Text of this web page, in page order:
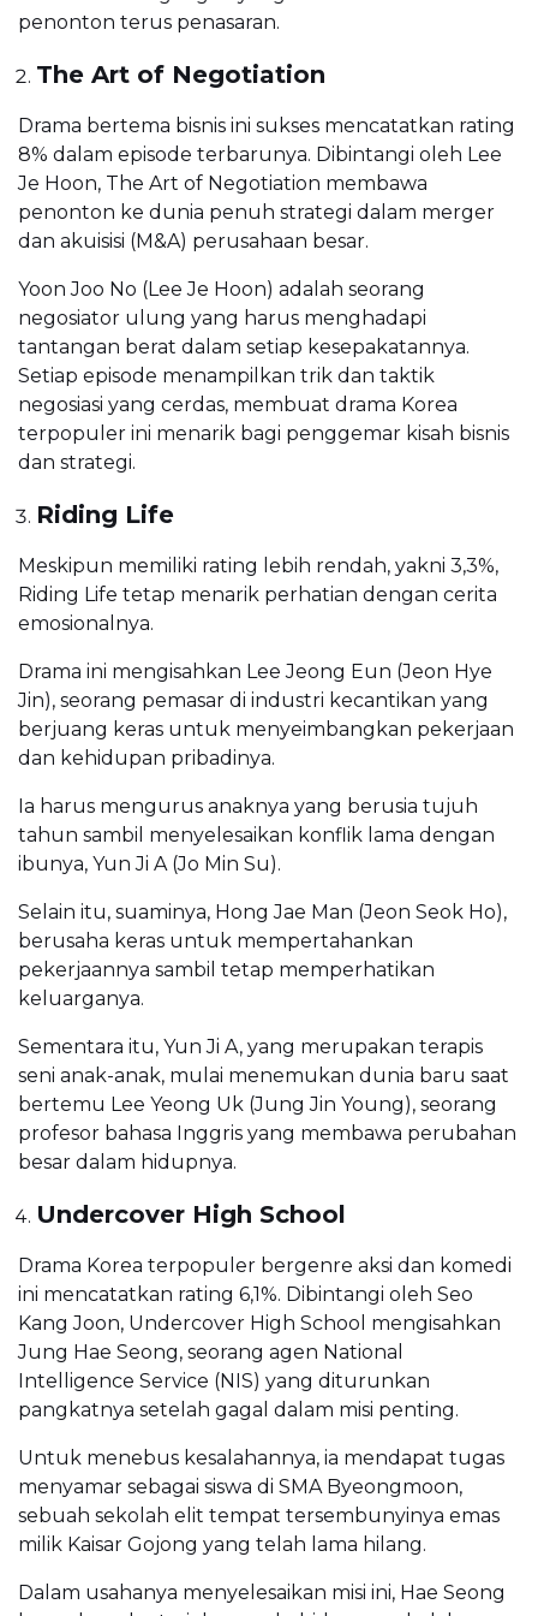
penonton terus penasaran.
The Art of Negotiation
Drama bertema bisnis ini sukses mencatatkan rating
8% dalam episode terbarunya. Dibintangi oleh Lee
Je Hoon, The Art of Negotiation membawa
penonton ke dunia penuh strategi dalam merger
dan akuisisi (M&A) perusahaan besar.
Yoon Joo No (Lee Je Hoon) adalah seorang
negosiator ulung yang harus menghadapi
tantangan berat dalam setiap kesepakatannya.
Setiap episode menampilkan trik dan taktik
negosiasi yang cerdas, membuat drama Korea
terpopuler ini menarik bagi penggemar kisah bisnis
dan strategi.
Riding Life
Meskipun memiliki rating lebih rendah, yakni 3,3%,
Riding Life tetap menarik perhatian dengan cerita
emosionalnya.
Drama ini mengisahkan Lee Jeong Eun (Jeon Hye
Jin), seorang pemasar di industri kecantikan yang
berjuang keras untuk menyeimbangkan pekerjaan
dan kehidupan pribadinya.
Ia harus mengurus anaknya yang berusia tujuh
tahun sambil menyelesaikan konflik lama dengan
ibunya, Yun Ji A (Jo Min Su).
Selain itu, suaminya, Hong Jae Man (Jeon Seok Ho),
berusaha keras untuk mempertahankan
pekerjaannya sambil tetap memperhatikan
keluarganya.
Sementara itu, Yun Ji A, yang merupakan terapis
seni anak-anak, mulai menemukan dunia baru saat
bertemu Lee Yeong Uk (Jung Jin Young), seorang
profesor bahasa Inggris yang membawa perubahan
besar dalam hidupnya.
Undercover High School
Drama Korea terpopuler bergenre aksi dan komedi
ini mencatatkan rating 6,1%. Dibintangi oleh Seo
Kang Joon, Undercover High School mengisahkan
Jung Hae Seong, seorang agen National
Intelligence Service (NIS) yang diturunkan
pangkatnya setelah gagal dalam misi penting.
Untuk menebus kesalahannya, ia mendapat tugas
menyamar sebagai siswa di SMA Byeongmoon,
sebuah sekolah elit tempat tersembunyinya emas
milik Kaisar Gojong yang telah lama hilang.
Dalam usahanya menyelesaikan misi ini, Hae Seong